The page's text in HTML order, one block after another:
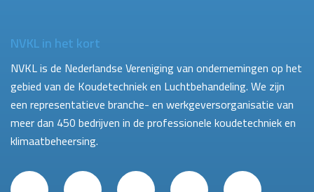
NVKL in het kort
NVKL is de Nederlandse Vereniging van ondernemingen op het
gebied van de Koudetechniek en Luchtbehandeling. We zijn
een representatieve branche- en werkgeversorganisatie van
meer dan 450 bedrijven in de professionele koudetechniek en
klimaatbeheersing.